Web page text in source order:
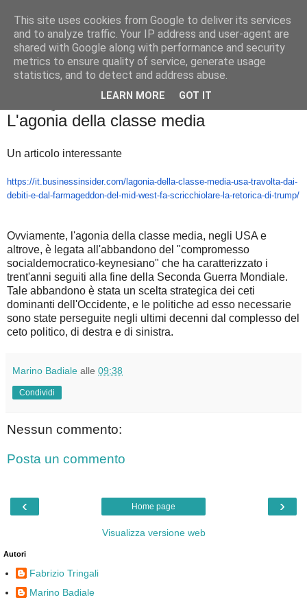
Badiale & Tringali
L'agonia della classe media
Un articolo interessante
https://it.businessinsider.com/lagonia-della-classe-media-usa-travolta-dai-
debiti-e-dal-farmageddon-del-mid-west-fa-scricchiolare-la-retorica-di-trump/
Ovviamente, l'agonia della classe media, negli USA e
altrove, è legata all'abbandono del "compromesso
socialdemocratico-keynesiano" che ha caratterizzato i
trent'anni seguiti alla fine della Seconda Guerra Mondiale.
Tale abbandono è stata un scelta strategica dei ceti
dominanti dell'Occidente, e le politiche ad esso necessarie
sono state perseguite negli ultimi decenni dal complesso del
ceto politico, di destra e di sinistra.
Marino Badiale alle 09:38
Condividi
Nessun commento:
Posta un commento
‹ ›
Home page
Visualizza versione web
Autori
Fabrizio Tringali
Marino Badiale
This site uses cookies from Google to deliver its services
and to analyze traffic. Your IP address and user-agent are
shared with Google along with performance and security
metrics to ensure quality of service, generate usage
statistics, and to detect and address abuse.
LEARN MORE GOT IT